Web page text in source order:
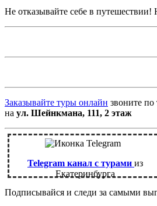
Не отказывайте себе в путешествии!
Заказывайте туры онлайн звоните по
на ул. Шейнкмана, 111, 2 этаж
Telegram канал с турами из
Екатеринбурга
Подписывайся и следи за самыми